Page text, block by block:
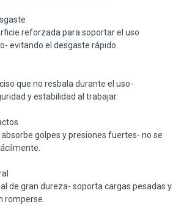
reforzada para soportar el uso
evitando el desgaste rápido.
que no resbala durante el uso-
y estabilidad al trabajar.
golpes y presiones fuertes- no se
de gran dureza- soporta cargas pesadas y
romperse.